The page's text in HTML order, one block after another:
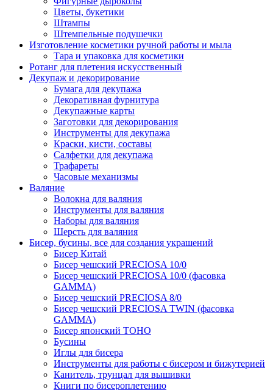
Цветы, букетики
Штампы
Штемпельные подушечки
Изготовление косметики ручной работы и мыла
Тара и упаковка для косметики
Ротанг для плетения искусственный
Декупаж и декорирование
Бумага для декупажа
Декоративная фурнитура
Декупажные карты
Заготовки для декорирования
Инструменты для декупажа
Краски, кисти, составы
Салфетки для декупажа
Трафареты
Часовые механизмы
Валяние
Волокна для валяния
Инструменты для валяния
Наборы для валяния
Шерсть для валяния
Бисер, бусины, все для создания украшений
Бисер Китай
Бисер чешский PRECIOSA 10/0
Бисер чешский PRECIOSA 10/0 (фасовка
GAMMA)
Бисер чешский PRECIOSA 8/0
Бисер чешский PRECIOSA TWIN (фасовка
GAMMA)
Бисер японский TOHO
Бусины
Иглы для бисера
Инструменты для работы с бисером и бижутерией
Канитель, трунцал для вышивки
Книги по бисероплетению